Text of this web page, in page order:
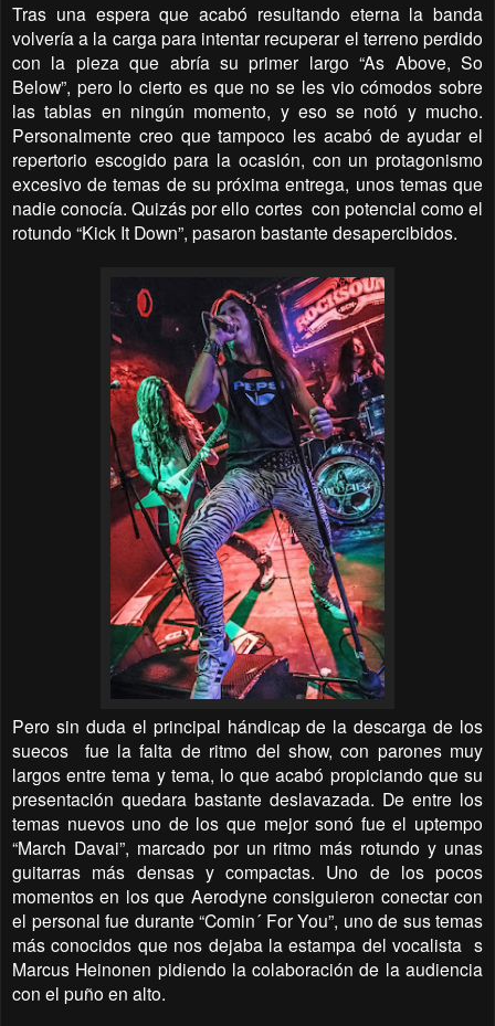
Tras una espera que acabó resultando eterna la banda
volvería a la carga para intentar recuperar el terreno perdido
con la pieza que abría su primer largo “As Above, So
Below”, pero lo cierto es que no se les vio cómodos sobre
las tablas en ningún momento, y eso se notó y mucho.
Personalmente creo que tampoco les acabó de ayudar el
repertorio escogido para la ocasión, con un protagonismo
excesivo de temas de su próxima entrega, unos temas que
nadie conocía. Quizás por ello cortes con potencial como el
rotundo “Kick It Down”, pasaron bastante desapercibidos.
Pero sin duda el principal hándicap de la descarga de los
suecos fue la falta de ritmo del show, con parones muy
largos entre tema y tema, lo que acabó propiciando que su
presentación quedara bastante deslavazada. De entre los
temas nuevos uno de los que mejor sonó fue el uptempo
“March Davai”, marcado por un ritmo más rotundo y unas
guitarras más densas y compactas. Uno de los pocos
momentos en los que Aerodyne consiguieron conectar con
el personal fue durante “Comin´ For You”, uno de sus temas
más conocidos que nos dejaba la estampa del vocalista s
Marcus Heinonen pidiendo la colaboración de la audiencia
con el puño en alto.